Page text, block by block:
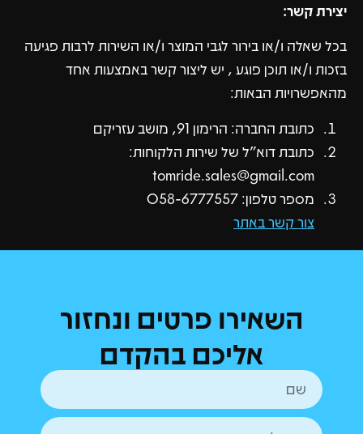
יצירת קשר:
בכל שאלה ו/או בירור לגבי המוצר ו/או השירות לרבות פגיעה
בזכות ו/או תוכן פוגע , יש ליצור קשר באמצעות אחד
מהאפשרויות הבאות:
כתובת החברה: הרימון 91, מושב עזריקם
כתובת דוא"ל של שירות הלקוחות:
tomride.sales@gmail.com
מספר טלפון: 058-6777557
צור קשר באתר
השאירו פרטים ונחזור
אליכם בהקדם